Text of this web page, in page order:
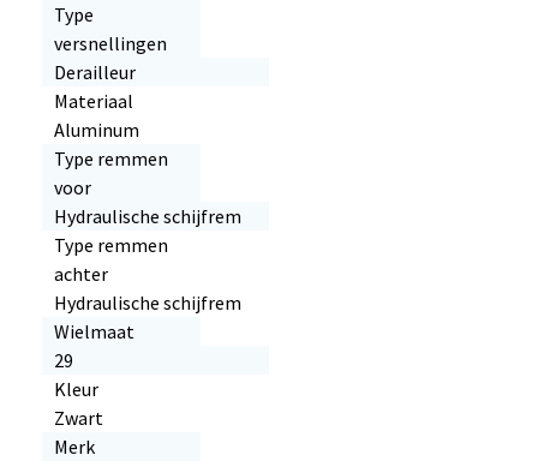
Type
versnellingen
Derailleur
Materiaal
Aluminum
Type remmen
voor
Hydraulische schijfrem
Type remmen
achter
Hydraulische schijfrem
Wielmaat
29
Kleur
Zwart
Merk